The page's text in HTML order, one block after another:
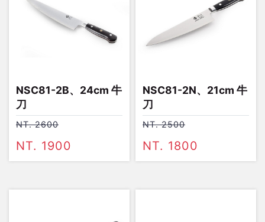
NSC81-2B、24cm 牛
刀
NT. 2600
NT. 1900
NSC81-2N、21cm 牛
刀
NT. 2500
NT. 1800